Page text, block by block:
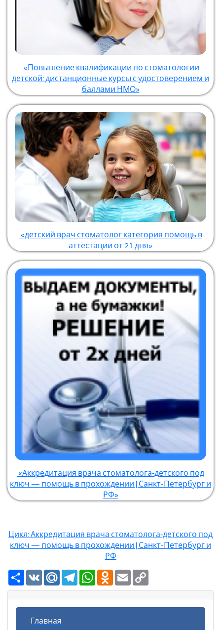
«Повышение квалификации по стоматологии
детской: дистанционные курсы с удостоверением и
баллами НМО»
«детский врач стоматолог категория помощь в
аттестации от 21 дня»
«Аккредитация врача стоматолога‑детского под
ключ — помощь в прохождении | Санкт-Петербург и
РФ»
Цикл: Аккредитация врача стоматолога‑детского под
ключ — помощь в прохождении | Санкт-Петербург и
РФ
Ресурс
VK Mail.RuTelegramWhatsAppOdnoklassniki
Email
Главная